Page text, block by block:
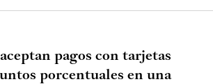
pagos con tarjetas
porcentuales en una